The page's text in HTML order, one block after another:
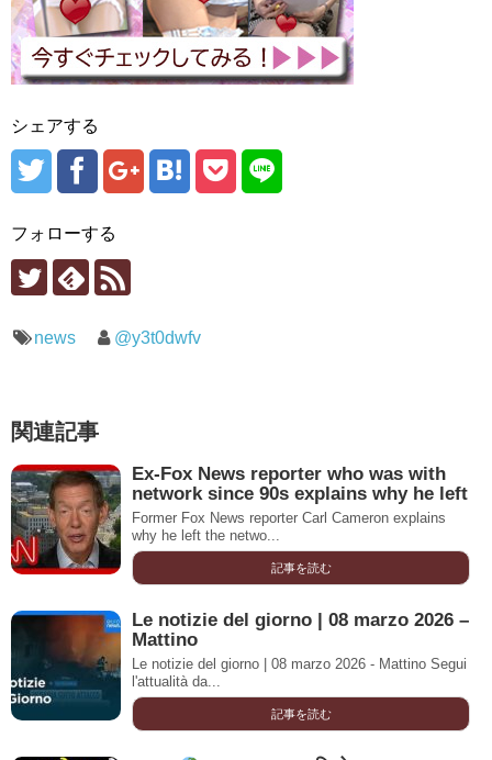
シェアする
フォローする
news @y3t0dwfv
関連記事
Ex-Fox News reporter who was with
network since 90s explains why he left
Former Fox News reporter Carl Cameron explains
why he left the netwo...
記事を読む
Le notizie del giorno | 08 marzo 2026 –
Mattino
Le notizie del giorno | 08 marzo 2026 - Mattino Segui
l'attualità da...
記事を読む